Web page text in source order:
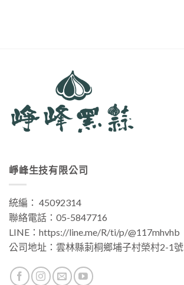
崢峰生技有限公司
統編： 45092314
聯絡電話： 05-5847716
LINE： https://line.me/R/ti/p/@117mhvhb
公司地址： 雲林縣莿桐鄉埔子村榮村2-1號